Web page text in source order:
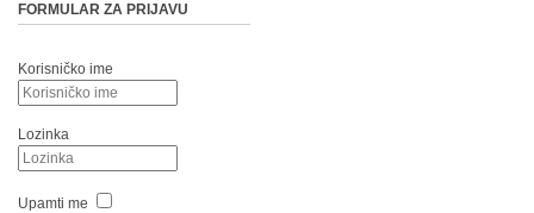
FORMULAR ZA PRIJAVU
Korisničko ime
Lozinka
Upamti me